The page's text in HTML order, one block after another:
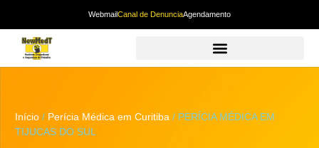
WebmailCanal de DenunciaAgendamento
Início / Perícia Médica em Curitiba / PERÍCIA MÉDICA EM
TIJUCAS DO SUL